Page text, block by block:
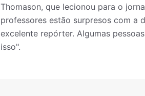
Thomason, que lecionou para o
professores estão surpresos com a
excelente repórter. Algumas
isso".